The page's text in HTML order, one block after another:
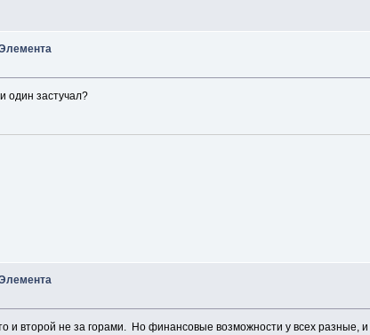
один застучал?
и второй не за горами. Но финансовые возможности у всех разные,